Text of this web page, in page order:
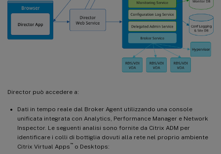
Director può accedere a:
Dati in tempo reale dal Broker Agent utilizzando una console
unificata integrata con Analytics, Performance Manager e Network
Inspector. Le seguenti analisi sono fornite da Citrix ADM per
identificare i colli di bottiglia dovuti alla rete nel proprio ambiente
Citrix Virtual Apps ™ o Desktops: